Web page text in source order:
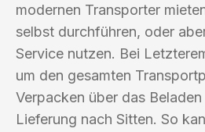
modernen Transporter
selbst durchführen, oder
Service nutzen. Bei
um den gesamten
Verpacken über das
Lieferung nach Sitten. So